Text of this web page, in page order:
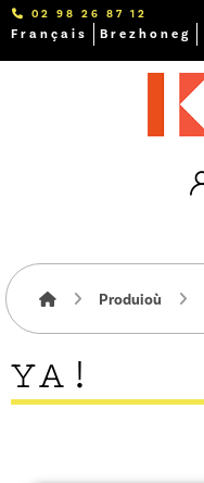
Français Brezhoneg
02 98 26 87 12
Produioù
YA!